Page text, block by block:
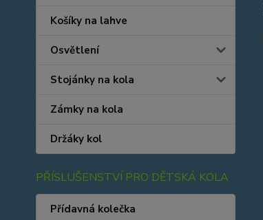
Košíky na lahve
Osvětlení
Stojánky na kola
Zámky na kola
Držáky kol
PŘÍSLUŠENSTVÍ PRO DĚTSKÁ KOLA
Přídavná kolečka